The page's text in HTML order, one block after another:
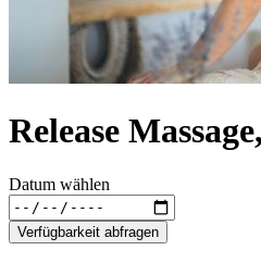
Release
Datum wählen
Verfügbarkeit abfragen